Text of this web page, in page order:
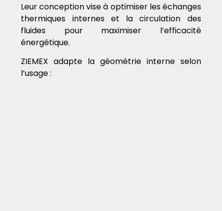
Leur conception vise à optimiser les échanges
thermiques internes et la circulation des
fluides pour maximiser l’efficacité
énergétique.
ZIEMEX adapte la géométrie interne selon
l’usage :